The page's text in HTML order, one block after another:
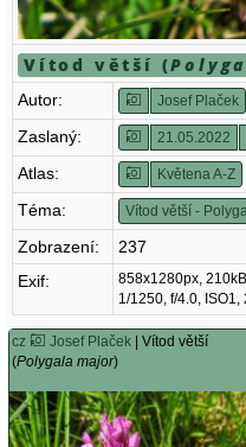
Vítod větší (
Autor: Josef Plaček
Zaslaný: 21.05.2022
Atlas: Květena A-Z
Téma: Vítod větší -
Zobrazení:
237
Exif:
858x1280px,
1/1250, f/4.0,
cz Josef Plaček | Vítod větší
(Polygala major)